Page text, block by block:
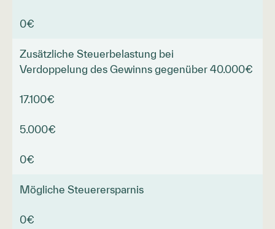
0€
Zusätzliche Steuerbelastung bei
Verdoppelung des Gewinns gegenüber 40.000€
17.100€
5.000€
0€
Mögliche Steuerersparnis
0€